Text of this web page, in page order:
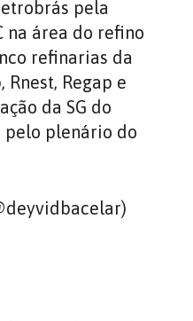
pela
na área do refino
refinarias da
Rnest, Regap e
da SG do
pelo plenário do